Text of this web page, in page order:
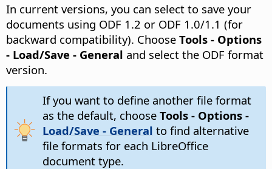
In current versions, you can select to save your
documents using ODF 1.2 or ODF 1.0/1.1 (for
backward compatibility). Choose Tools - Options
- Load/Save - General and select the ODF format
version.
If you want to define another file format
as the default, choose Tools - Options-
Load/Save - General to find alternative
file formats for each LibreOffice
document type.